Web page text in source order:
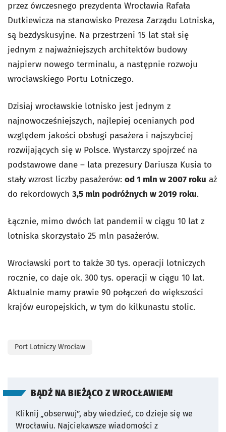
przez ówczesnego prezydenta Wrocławia Rafała
Dutkiewicza na stanowisko Prezesa Zarządu Lotniska,
są bezdyskusyjne. Na przestrzeni 15 lat stał się
jednym z najważniejszych architektów budowy
najpierw nowego terminalu, a następnie rozwoju
wrocławskiego Portu Lotniczego.
Dzisiaj wrocławskie lotnisko jest jednym z
najnowocześniejszych, najlepiej ocenianych pod
względem jakości obsługi pasażera i najszybciej
rozwijających się w Polsce. Wystarczy spojrzeć na
podstawowe dane – lata prezesury Dariusza Kusia to
stały wzrost liczby pasażerów: od 1 mln w 2007 roku aż
do rekordowych 3,5 mln podróżnych w 2019 roku.
Łącznie, mimo dwóch lat pandemii w ciągu 10 lat z
lotniska skorzystało 25 mln pasażerów.
Wrocławski port to także 30 tys. operacji lotniczych
rocznie, co daje ok. 300 tys. operacji w ciągu 10 lat.
Aktualnie mamy prawie 90 połączeń do większości
krajów europejskich, w tym do kilkunastu stolic.
Port Lotniczy Wrocław
BĄDŹ NA BIEŻĄCO Z WROCŁAWIEM!
Kliknij „obserwuj”, aby wiedzieć, co dzieje się we
Wrocławiu. Najciekawsze wiadomości z